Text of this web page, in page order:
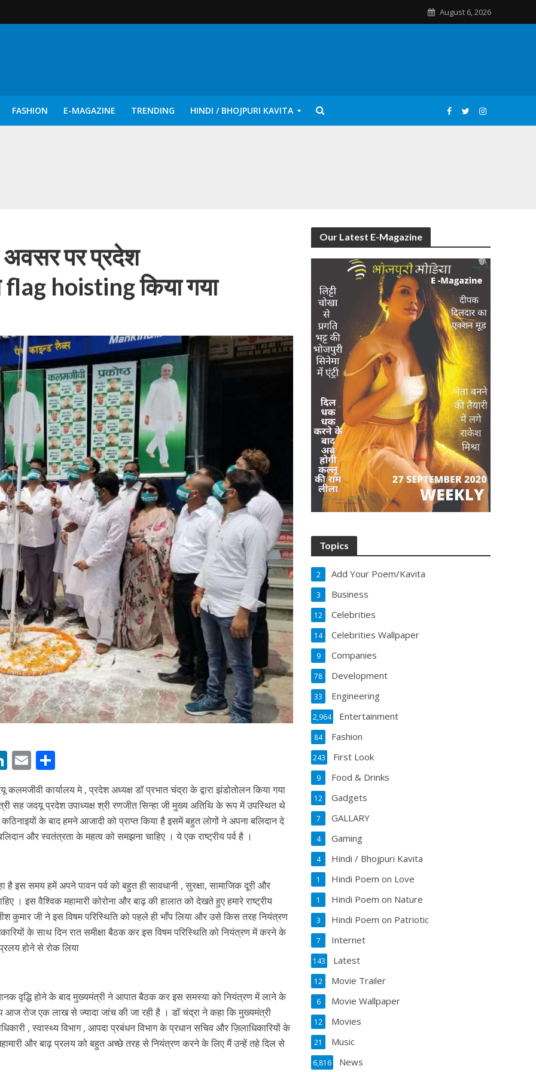
August 6, 2026
FASHION E-MAGAZINE TRENDING HINDI / BHOJPURI KAVITA
गीत तोहरे के मांगिला जानु हुआ रिलीज, दर्शकों का मिल रहा भरपूर प्यार
का नया धमाकेदार गाना जल्द, दुबई की खूबसूरत लोकेशन्स पर हो रही है शूटिंग
महाधमाका, ‘सिर्फ आपके’ की शूटिंग लखनऊ और भोपाल में हुई पूरी”
हुआ भोजपुरी गीत जिंदगी जियल छोड़ देहब, दर्शकों का मिल रहा भरपूर प्यार
पर प्रदेश
flag hoisting किया गया
Li
n
k
e
dI
E
m
ai
l
h
ar
e
कार्यालय मे , प्रदेश अध्यक्ष डॉ प्रभात चंद्रा के द्वारा झंडोतोलन किया गया
सह जदयू प्रदेश उपाध्यक्ष श्री रणजीत सिन्हा जी मुख्य अतिथि के रूप में उपस्थित थे
के बाद हमने आजादी को प्राप्त किया है इसमें बहुत लोगों ने अपना बलिदान दे
और स्वतंत्रता के महत्व को समझना चाहिए । ये एक राष्ट्रीय पर्व है ।
है इस समय हमें अपने पावन पर्व को बहुत ही सावधानी , सुरक्षा, सामाजिक दूरी और
। इस वैश्विक महामारी कोरोना और बाढ़ की हालात को देखते हुए हमारे राष्ट्रीय
कुमार जी ने इस विषम परिस्थिति को पहले ही भाँप लिया और उसे किस तरह नियंत्रण
के साथ दिन रात समीक्षा बैठक कर इस विषम परिस्थिति को नियंत्रण में करने के
होने से रोक लिया
वृद्धि होने के बाद मुख्यमंत्री ने आपात बैठक कर इस समस्या को नियंत्रण में लाने के
आज रोज एक लाख से ज्यादा जांच की जा रही है । डॉ चंद्रा ने कहा कि मुख्यमंत्री
, स्वास्थ्य विभाग , आपदा प्रबंधन विभाग के प्रधान सचिव और ज़िलाधिकारियों के
और बाढ़ प्रलय को बहुत अच्छे तरह से नियंत्रण करने के लिए मैं उन्हें तहे दिल से
Our Latest E-Magazine
Topics
Add Your Poem/Kavita
2
Business
3
Celebrities
12
Celebrities Wallpaper
14
Companies
9
Development
78
Engineering
33
Entertainment
2,964
Fashion
84
First Look
243
Food & Drinks
9
Gadgets
12
GALLARY
7
Gaming
4
Hindi / Bhojpuri Kavita
4
Hindi Poem on Love
1
Hindi Poem on Nature
1
Hindi Poem on Patriotic
3
Internet
7
Latest
143
Movie Trailer
12
Movie Wallpaper
6
Movies
12
Music
21
News
6,816